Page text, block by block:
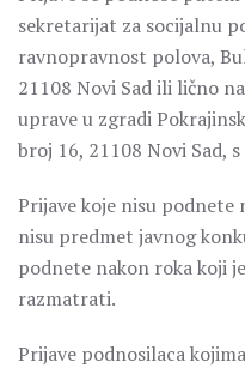
sekretarijat za socijalnu
ravnopravnost polova,
21108 Novi Sad ili lično
uprave u zgradi
broj 16, 21108 Novi Sad,
Prijave koje nisu podnete
nisu predmet javnog
podnete nakon roka koji
razmatrati.
Prijave podnosilaca